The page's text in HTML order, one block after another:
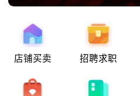
店铺买卖 招聘求职